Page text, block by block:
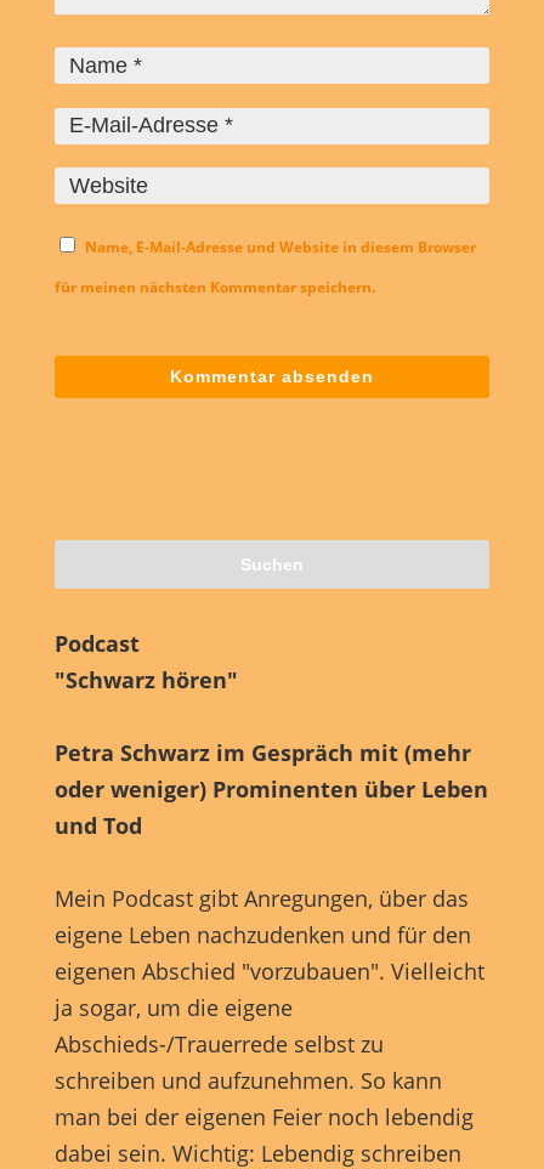
Name, E-Mail-Adresse und Website in diesem Browser
für meinen nächsten Kommentar speichern.
Podcast
"Schwarz hören"
Petra Schwarz im Gespräch mit (mehr
oder weniger) Prominenten über Leben
und Tod
Mein Podcast gibt Anregungen, über das
eigene Leben nachzudenken und für den
eigenen Abschied "vorzubauen". Vielleicht
ja sogar, um die eigene
Abschieds-/Trauerrede selbst zu
schreiben und aufzunehmen. So kann
man bei der eigenen Feier noch lebendig
dabei sein. Wichtig: Lebendig schreiben